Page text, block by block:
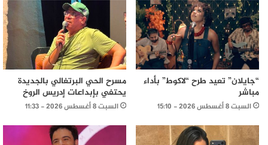
“جايلان” تعيد طرح “لاكوط” بأداء
مباشر
السبت 8 أغسطس 2026 - 15:10
مسرح الحي البرتغالي بالجديدة
يحتفي بإبداعات إدريس الروخ
السبت 8 أغسطس 2026 - 11:33